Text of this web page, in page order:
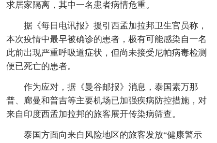
求居家隔离，其中一名患者病情危重。
据《每日电讯报》援引西孟加拉邦卫生官员称，
本次疫情中最早被确诊的患者，极有可能感染自一名
此前出现严重呼吸道症状，但尚未接受尼帕病毒检测
便已死亡的患者。
作为应对，据《曼谷邮报》消息，泰国素万那
普、廊曼和普吉等主要机场已加强疾病防控措施，对
来自印度西孟加拉邦的旅客展开传染病筛查。
泰国方面向来自风险地区的旅客发放“健康警示